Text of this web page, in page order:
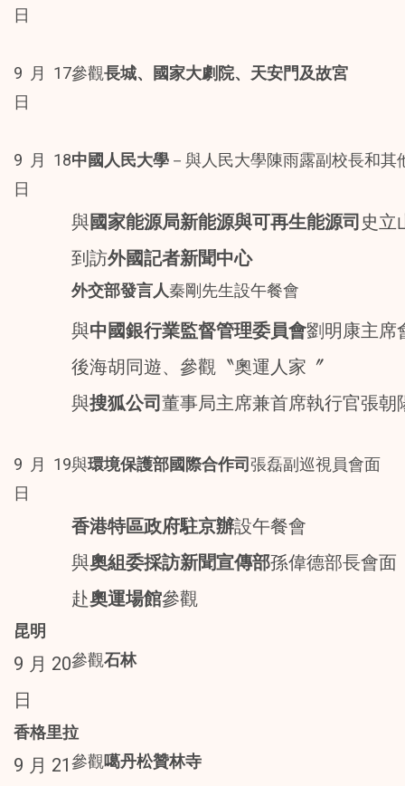
日
9月17
日
參觀長城、國家大劇院、天安門及故宮
9月18
日
中國人民大學 －與人民大學陳雨露副校長和其
與國家能源局新能源與可再生能源司 史立
到訪外國記者新聞中心
外交部發言人秦剛先生設午餐會
與中國銀行業監督管理委員會劉明康主席
後海胡同遊、參觀〝奧運人家〞
與搜狐公司董事局主席兼首席執行官張朝
9月19
日
與環境保護部國際合作司張磊副巡視員會面
香港特區政府駐京辦設午餐會
與奧組委採訪新聞宣傳部孫偉德部長會面
赴奧運場館參觀
昆明
9月20
日
參觀石林
香格里拉
9月21參觀噶丹松贊林寺